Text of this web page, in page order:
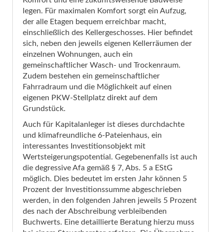
legen. Für maximalen Komfort sorgt ein Aufzug,
der alle Etagen bequem erreichbar macht,
einschließlich des Kellergeschosses. Hier befindet
sich, neben den jeweils eigenen Kellerräumen der
einzelnen Wohnungen, auch ein
gemeinschaftlicher Wasch- und Trockenraum.
Zudem bestehen ein gemeinschaftlicher
Fahrradraum und die Möglichkeit auf einen
eigenen PKW-Stellplatz direkt auf dem
Grundstück.
Auch für Kapitalanleger ist dieses durchdachte
und klimafreundliche 6-Pateienhaus, ein
interessantes Investitionsobjekt mit
Wertsteigerungspotential. Gegebenenfalls ist auch
die degressive Afa gemäß § 7, Abs. 5 a EStG
möglich. Dies bedeutet im ersten Jahr können 5
Prozent der Investitionssumme abgeschrieben
werden, in den folgenden Jahren jeweils 5 Prozent
des nach der Abschreibung verbleibenden
Buchwerts. Eine detaillierte Beratung hierzu muss